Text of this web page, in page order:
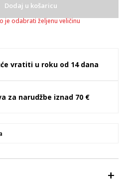
Dodaj u košaricu
je odabrati željenu veličinu
vratiti u roku od 14 dana
za narudžbe iznad 70 €